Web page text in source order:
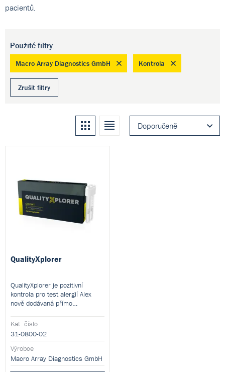
pacientů.
Použité filtry:
Macro Array Diagnostics GmbH Kontrola
Zrušit filtry
Doporučeně
Kachle Seznam
QualityXplorer
QualityXplorer je pozitivní
kontrola pro test alergií Alex
nově dodávaná přímo
Diagnostics.
Kat. číslo
31-0800-02
Výrobce
Macro Array Diagnostics GmbH